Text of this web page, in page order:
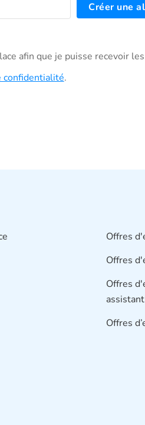
Créer une
afin que je puisse recevoir
confidentialité.
Offres
Offres
Offres
assistant
Offres